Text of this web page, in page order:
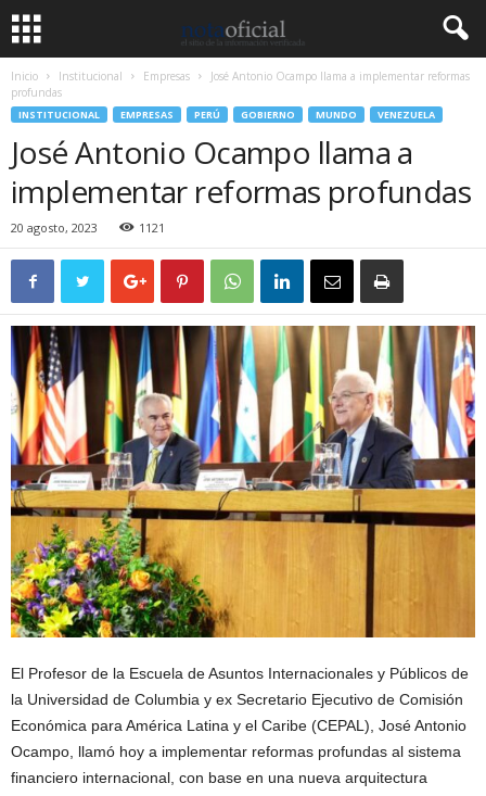
Inicio Institucional Empresas
José Antonio Ocampo llama a implementar reformas
profundas
INSTITUCIONAL EMPRESAS PERÚ GOBIERNO MUNDO VENEZUELA
José Antonio Ocampo llama a
implementar reformas profundas
20 agosto, 2023 1121
El Profesor de la Escuela de Asuntos Internacionales y Públicos de
la Universidad de Columbia y ex Secretario Ejecutivo de Comisión
Económica para América Latina y el Caribe (CEPAL), José Antonio
Ocampo, llamó hoy a implementar reformas profundas al sistema
financiero internacional, con base en una nueva arquitectura